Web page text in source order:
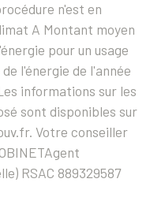
n'est en
A Montant moyen
pour un usage
l'énergie de l'année
informations sur les
sont disponibles sur
Votre conseiller
RSAC 889329587